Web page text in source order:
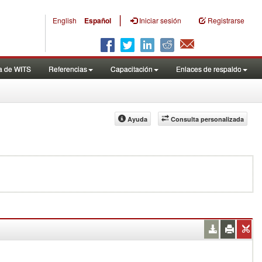
English Español | Iniciar sesión Registrarse
de WITS Referencias Capacitación Enlaces de respaldo
Consulta personalizada
Ayuda